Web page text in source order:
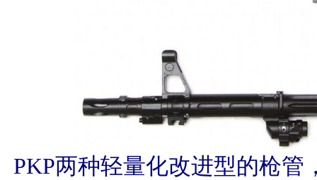
PKP两种轻量化改进型的枪管